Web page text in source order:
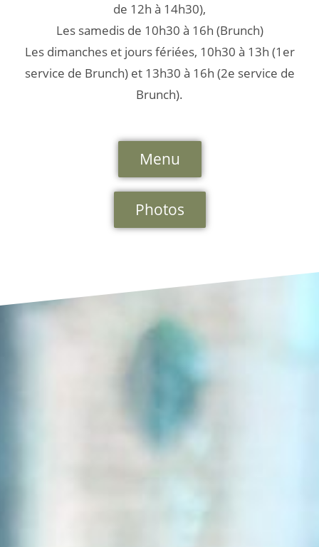
de 12h à 14h30),
Les samedis de 10h30 à 16h (Brunch)
Les dimanches et jours fériées, 10h30 à 13h (1er
service de Brunch) et 13h30 à 16h (2e service de
Brunch).
Menu
Photos